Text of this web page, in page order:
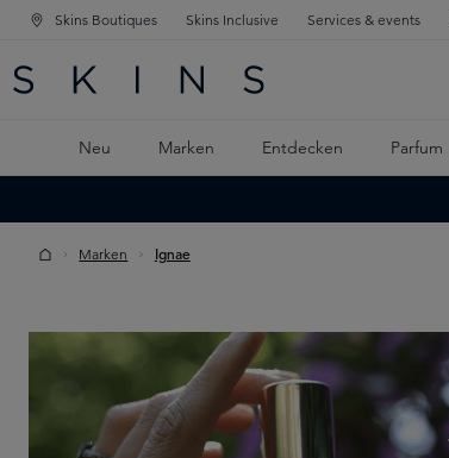
SPRINGEN
SPRINGEN
Skins Boutiques Skins Inclusive Services & events
Neu Marken Entdecken Parfum
Marken Ignae